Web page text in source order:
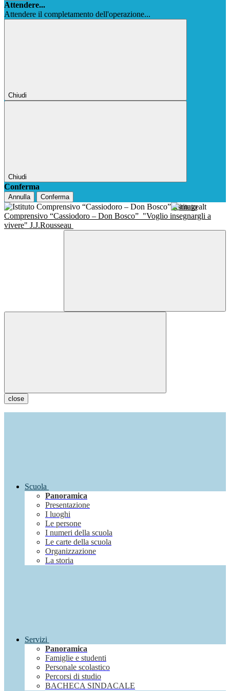
Attendere...
Attendere il completamento dell'operazione...
Chiudi
Chiudi
Conferma
Annulla Conferma
Istituto
Comprensivo “Cassiodoro – Don Bosco” "Voglio insegnargli a
vivere" J.J.Rousseau
close
Scuola
Panoramica
Presentazione
I luoghi
Le persone
I numeri della scuola
Le carte della scuola
Organizzazione
La storia
Servizi
Panoramica
Famiglie e studenti
Personale scolastico
Percorsi di studio
BACHECA SINDACALE